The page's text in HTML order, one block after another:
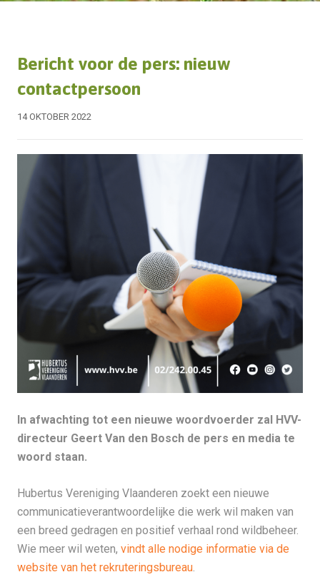
Bericht voor de pers: nieuw
contactpersoon
14 OKTOBER 2022
In afwachting tot een nieuwe woordvoerder zal HVV-
directeur Geert Van den Bosch de pers en media te
woord staan.
Hubertus Vereniging Vlaanderen zoekt een nieuwe
communicatieverantwoordelijke die werk wil maken van
een breed gedragen en positief verhaal rond wildbeheer.
Wie meer wil weten, vindt alle nodige informatie via de
website van het rekruteringsbureau.